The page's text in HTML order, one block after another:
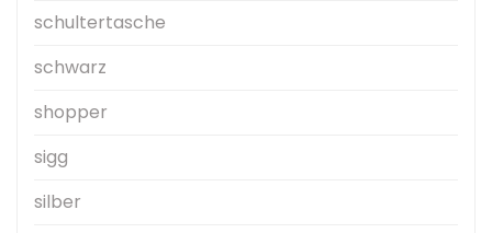
schultertasche
schwarz
shopper
sigg
silber